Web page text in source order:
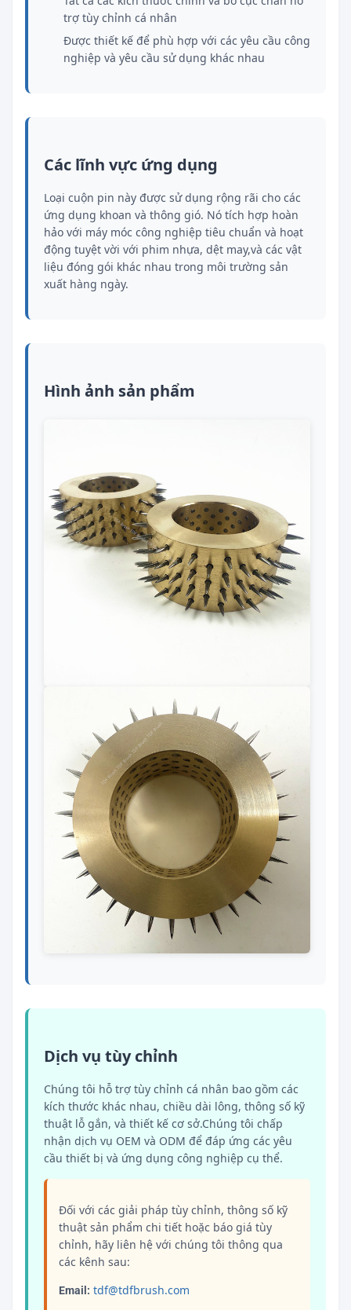
trợ tùy chỉnh cá nhân
Được thiết kế để phù hợp với các yêu cầu công
nghiệp và yêu cầu sử dụng khác nhau
Các lĩnh vực ứng dụng
Loại cuộn pin này được sử dụng rộng rãi cho các
ứng dụng khoan và thông gió. Nó tích hợp hoàn
hảo với máy móc công nghiệp tiêu chuẩn và hoạt
động tuyệt vời với phim nhựa, dệt may,và các vật
liệu đóng gói khác nhau trong môi trường sản
xuất hàng ngày.
Hình ảnh sản phẩm
Dịch vụ tùy chỉnh
Chúng tôi hỗ trợ tùy chỉnh cá nhân bao gồm các
kích thước khác nhau, chiều dài lông, thông số kỹ
thuật lỗ gắn, và thiết kế cơ sở.Chúng tôi chấp
nhận dịch vụ OEM và ODM để đáp ứng các yêu
cầu thiết bị và ứng dụng công nghiệp cụ thể.
Đối với các giải pháp tùy chỉnh, thông số kỹ
thuật sản phẩm chi tiết hoặc báo giá tùy
chỉnh, hãy liên hệ với chúng tôi thông qua
các kênh sau:
Email: tdf@tdfbrush.com